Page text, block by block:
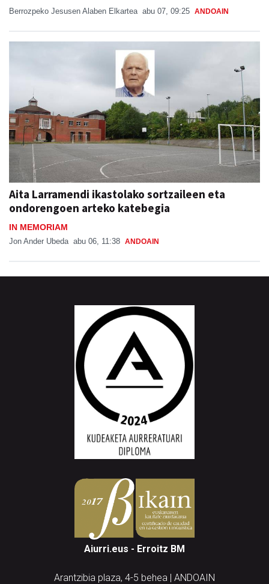
Berrozpeko Jesusen Alaben Elkartea abu 07, 09:25 ANDOAIN
Aita Larramendi ikastolako sortzaileen eta
ondorengoen arteko katebegia
IN MEMORIAM
Jon Ander Ubeda abu 06, 11:38 ANDOAIN
Aiurri.eus - Erroitz BM
Arantzibia plaza, 4-5 behea | ANDOAIN